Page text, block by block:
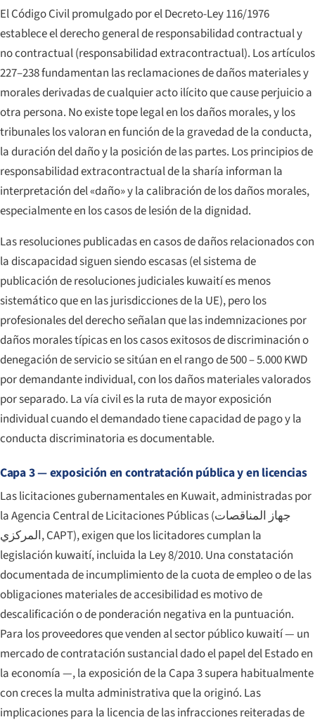
El Código Civil promulgado por el Decreto-Ley 116/1976
establece el derecho general de responsabilidad contractual y
no contractual (responsabilidad extracontractual). Los artículos
227–238 fundamentan las reclamaciones de daños materiales y
morales derivadas de cualquier acto ilícito que cause perjuicio a
otra persona. No existe tope legal en los daños morales, y los
tribunales los valoran en función de la gravedad de la conducta,
la duración del daño y la posición de las partes. Los principios de
responsabilidad extracontractual de la sharía informan la
interpretación del «daño» y la calibración de los daños morales,
especialmente en los casos de lesión de la dignidad.
Las resoluciones publicadas en casos de daños relacionados con
la discapacidad siguen siendo escasas (el sistema de
publicación de resoluciones judiciales kuwaití es menos
sistemático que en las jurisdicciones de la UE), pero los
profesionales del derecho señalan que las indemnizaciones por
daños morales típicas en los casos exitosos de discriminación o
denegación de servicio se sitúan en el rango de 500 – 5.000 KWD
por demandante individual, con los daños materiales valorados
por separado. La vía civil es la ruta de mayor exposición
individual cuando el demandado tiene capacidad de pago y la
conducta discriminatoria es documentable.
Capa 3 — exposición en contratación pública y en licencias
Las licitaciones gubernamentales en Kuwait, administradas por
la Agencia Central de Licitaciones Públicas (جهاز المناقصات
المركزي, CAPT), exigen que los licitadores cumplan la
legislación kuwaití, incluida la Ley 8/2010. Una constatación
documentada de incumplimiento de la cuota de empleo o de las
obligaciones materiales de accesibilidad es motivo de
descalificación o de ponderación negativa en la puntuación.
Para los proveedores que venden al sector público kuwaití — un
mercado de contratación sustancial dado el papel del Estado en
la economía —, la exposición de la Capa 3 supera habitualmente
con creces la multa administrativa que la originó. Las
implicaciones para la licencia de las infracciones reiteradas de